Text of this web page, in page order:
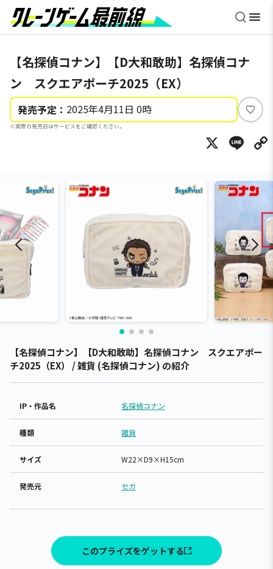
【名探偵コナン】【D大和敢助】名探偵コナ
ン スクエアポーチ2025（EX）
発売予定： 2025年4月11日 0時
※実際の発売日はサービスをご確認ください。
い
ね
X
【名探偵コナン】【D大和敢助】名探偵コナン スクエアポー
チ2025（EX） / 雑貨 (名探偵コナン) の紹介
IP・作品名 名探偵コナン
種類 雑貨
サイズ W22×D9×H15cm
発売元 セガ
このプライズをゲットする